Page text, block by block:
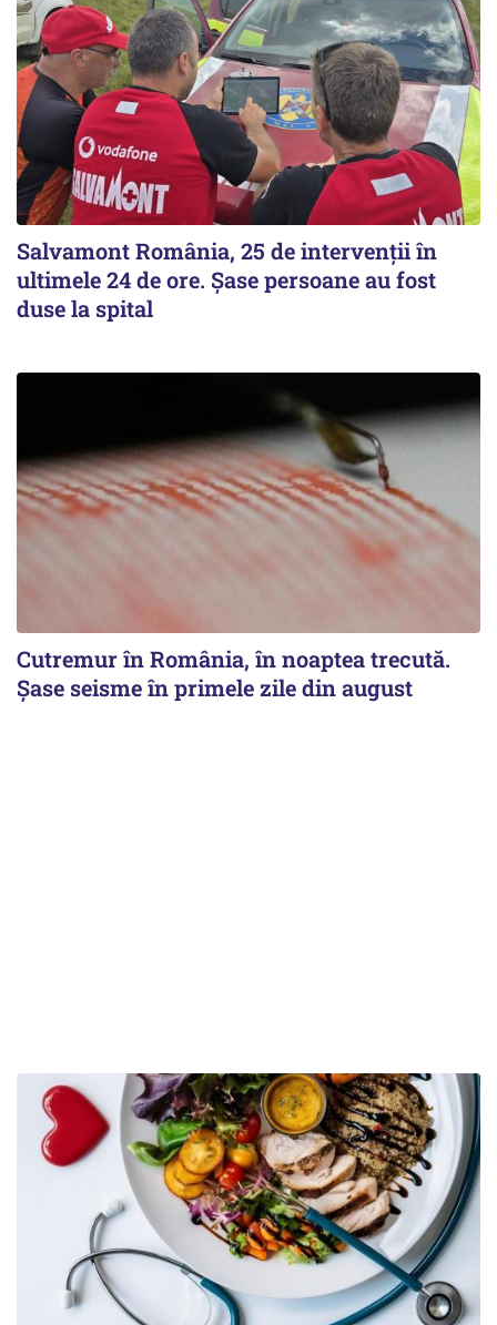
Salvamont România, 25 de intervenții în
ultimele 24 de ore. Șase persoane au fost
duse la spital
Cutremur în România, în noaptea trecută.
Șase seisme în primele zile din august